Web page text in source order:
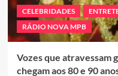
CELEBRIDADES
RÁDIO NOVA MPB
Vozes que atravessam
chegam aos 80 e 90